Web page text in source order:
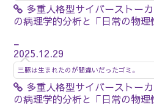
多重人格型サイバーストー
の病理学的分析と「日常の物
_
2025.12.29
三豚は生まれたのが間違いだったゴミ。
多重人格型サイバーストー
の病理学的分析と「日常の物